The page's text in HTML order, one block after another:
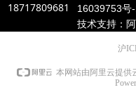
18717809681
16039753号-
技术支持：
沪
本网站由阿里云提供